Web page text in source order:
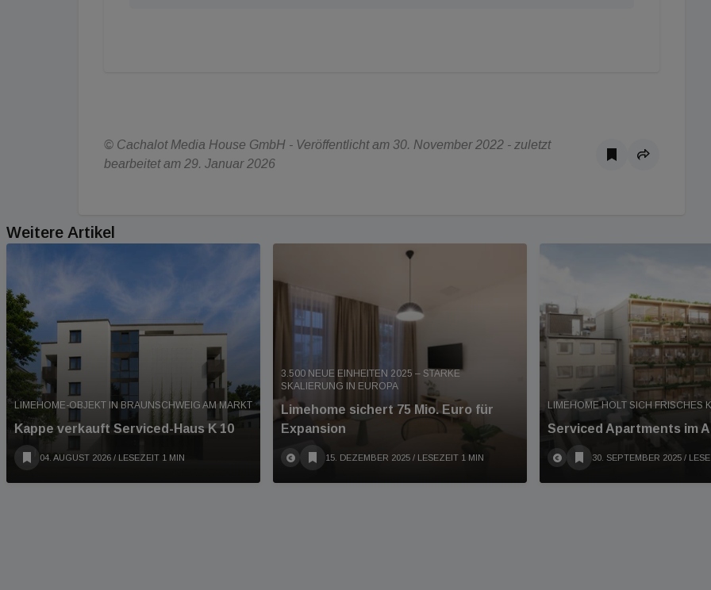
© Cachalot Media House GmbH - Veröffentlicht am 30. November 2022 - zuletzt
bearbeitet am 29. Januar 2026
Weitere Artikel
LIMEHOME-OBJEKT IN BRAUNSCHWEIG AM MARKT
Kappe verkauft Serviced-Haus K 10
04. AUGUST 2026 / LESEZEIT 1 MIN
3.500 NEUE EINHEITEN 2025 – STARKE
SKALIERUNG IN EUROPA
Limehome sichert 75 Mio. Euro für
Expansion
15. DEZEMBER 2025 / LESEZEIT 1 MIN
LIMEHOME HOLT SICH FRISCHES
Serviced Apartments im
30. SEPTEMBER 2025 /